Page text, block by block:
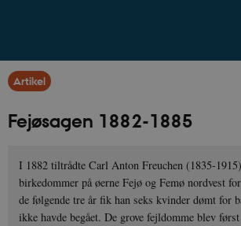
Artikel
Fejøsagen 1882-1885
I 1882 tiltrådte Carl Anton Freuchen (1835-
birkedommer på øerne Fejø og Femø nordvest
de følgende tre år fik han seks kvinder dømt for
ikke havde begået. De grove fejldomme blev